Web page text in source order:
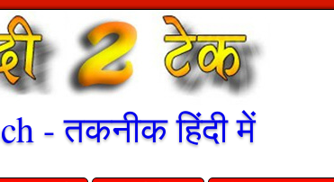
- तकनीक हिंदी में